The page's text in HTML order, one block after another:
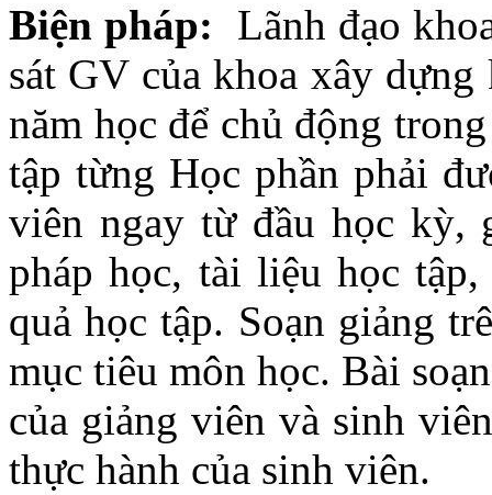
Biện pháp:
Lãnh đạo
sát GV của khoa xây
năm học để chủ động
tập từng Học phần phải
viên ngay từ đầu học kỳ,
pháp học, tài liệu học
quả học tập. Soạn giảng
mục tiêu môn học. Bài
của giảng viên và sinh
thực hành của sinh viên.